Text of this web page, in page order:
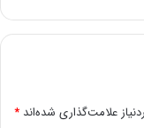
علامت‌گذاری شده‌اند *